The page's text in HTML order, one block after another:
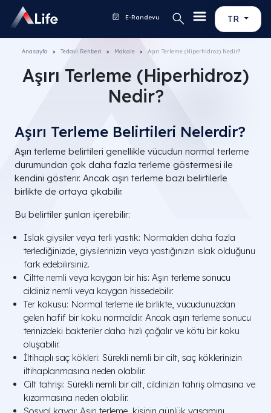
TR
E-Randevu
Anasayfa Tedavi Rehberi Makale Aşırı Terleme (Hiperhidroz) Nedir?
Aşırı Terleme (Hiperhidroz)
Nedir?
Aşırı Terleme Belirtileri Nelerdir?
Aşırı terleme belirtileri genellikle vücudun normal terleme
durumundan çok daha fazla terleme göstermesi ile
kendini gösterir. Ancak aşırı terleme bazı belirtilerle
birlikte de ortaya çıkabilir.
Bu belirtiler şunları içerebilir:
Islak giysiler veya terli yastık: Normalden daha fazla
terlediğinizde, giysilerinizin veya yastığınızın ıslak olduğunu
fark edebilirsiniz.
Ciltte nemli veya kaygan bir his: Aşırı terleme sonucu
cildiniz nemli veya kaygan hissedebilir.
Ter kokusu: Normal terleme ile birlikte, vücudunuzdan
gelen hafif bir koku normaldir. Ancak aşırı terleme sonucu
terinizdeki bakteriler daha hızlı çoğalır ve kötü bir koku
oluşabilir.
İltihaplı saç kökleri: Sürekli nemli bir cilt, saç köklerinizin
iltihaplanmasına neden olabilir.
Cilt tahrişi: Sürekli nemli bir cilt, cildinizin tahriş olmasına ve
kızarmasına neden olabilir.